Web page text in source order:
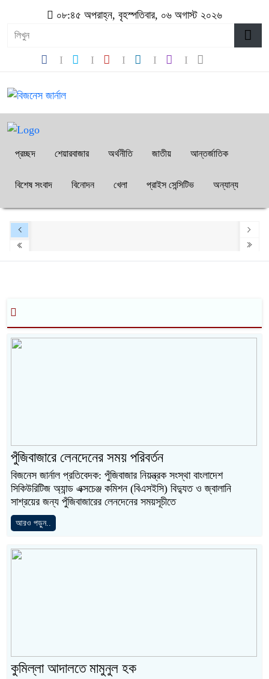
০৮:৪৫ অপরাহ্ন, বৃহস্পতিবার, ০৬ অগাস্ট ২০২৬
প্রচ্ছদ শেয়ারবাজার অর্থনীতি জাতীয় আন্তর্জাতিক
বিশেষ সংবাদ বিনোদন খেলা প্রাইস সেন্সিটিভ অন্যান্য
পুঁজিবাজারে লেনদেনের সময় পরিবর্তন
বিজনেস জার্নাল প্রতিবেদক: পুঁজিবাজার নিয়ন্ত্রক সংস্থা বাংলাদেশ
সিকিউরিটিজ অ্যান্ড এক্সচেঞ্জ কমিশন (বিএসইসি) বিদ্যুত ও জ্বালানি
সাশ্রয়ের জন্য পুঁজিবাজারের লেনদেনের সময়সূচীতে
আরও পড়ুন..
কুমিল্লা আদালতে মামুনুল হক